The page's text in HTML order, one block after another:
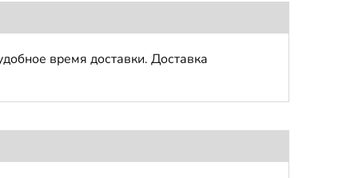
время доставки. Доставка